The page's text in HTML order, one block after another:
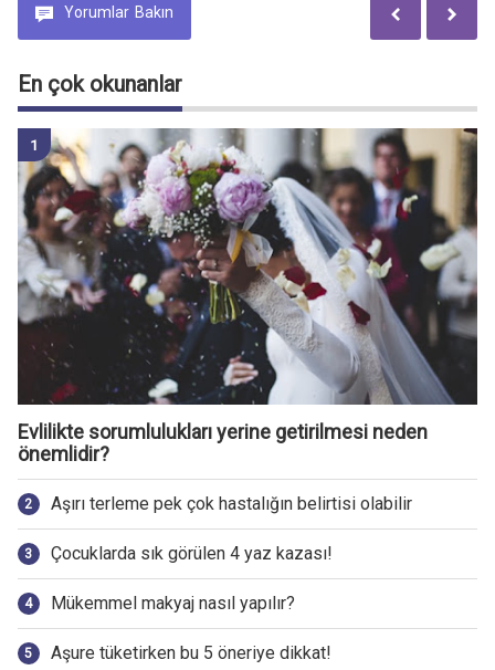
Yorumlar Bakın
En çok okunanlar
Evlilikte sorumlulukları yerine getirilmesi neden
önemlidir?
Aşırı terleme pek çok hastalığın belirtisi olabilir
Çocuklarda sık görülen 4 yaz kazası!
Mükemmel makyaj nasıl yapılır?
Aşure tüketirken bu 5 öneriye dikkat!